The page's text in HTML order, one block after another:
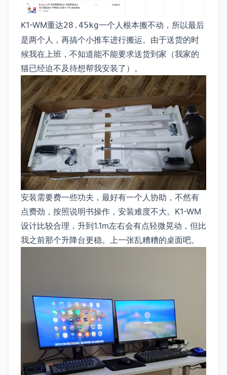
K1-WM重达28.45kg一个人根本搬不动，所以最后
是两个人，再搞个小推车进行搬运。由于送货的时
候我在上班，不知道能不能要求送货到家（我家的
猫已经迫不及待想帮我安装了）。
安装需要费一些功夫，最好有一个人协助，不然有
点费劲，按照说明书操作，安装难度不大。K1-WM
设计比较合理，升到1.1m左右会有点轻微晃动，但比
我之前那个升降台更稳。上一张乱糟糟的桌面吧。